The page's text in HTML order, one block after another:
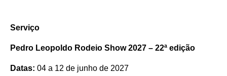
Serviço
Pedro Leopoldo Rodeio Show 2027 – 22ª edição
Datas: 04 a 12 de junho de 2027